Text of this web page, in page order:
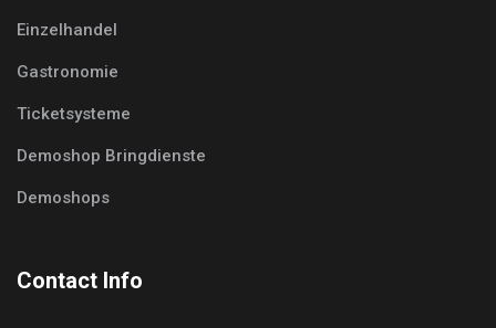
Einzelhandel
Gastronomie
Ticketsysteme
Demoshop Bringdienste
Demoshops
Contact Info